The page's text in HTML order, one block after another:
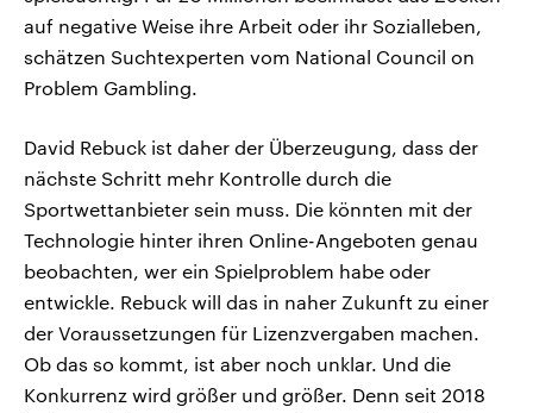
auf negative Weise ihre Arbeit oder ihr Sozialleben,
schätzen Suchtexperten vom National Council on
Problem Gambling.
David Rebuck ist daher der Überzeugung, dass der
nächste Schritt mehr Kontrolle durch die
Sportwettanbieter sein muss. Die könnten mit der
Technologie hinter ihren Online-Angeboten genau
beobachten, wer ein Spielproblem habe oder
entwickle. Rebuck will das in naher Zukunft zu einer
der Voraussetzungen für Lizenzvergaben machen.
Ob das so kommt, ist aber noch unklar. Und die
Konkurrenz wird größer und größer. Denn seit 2018